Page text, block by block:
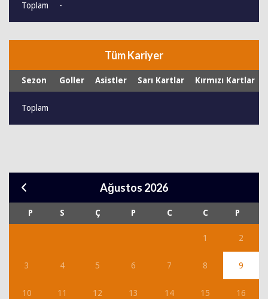
Toplam -
Tüm Kariyer
Sezon Goller Asistler Sarı Kartlar Kırmızı Kartlar
Toplam
Ağustos 2026
P S Ç P C C P
1 2
3 4 5 6 7 8 9
10 11 12 13 14 15 16